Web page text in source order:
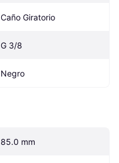
Caño Giratorio
G 3/8
Negro
85.0 mm